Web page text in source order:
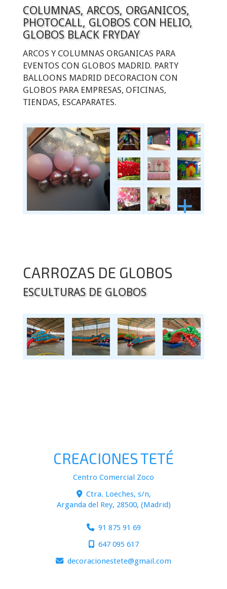
COLUMNAS, ARCOS, ORGANICOS,
PHOTOCALL, GLOBOS CON HELIO,
GLOBOS BLACK FRYDAY
ARCOS Y COLUMNAS ORGANICAS PARA
EVENTOS CON GLOBOS MADRID. PARTY
BALLOONS MADRID DECORACION CON
GLOBOS PARA EMPRESAS, OFICINAS,
TIENDAS, ESCAPARATES.
CARROZAS DE GLOBOS
ESCULTURAS DE GLOBOS
CREACIONES TETÉ
Centro Comercial Zoco
Ctra. Loeches, s/n,
Arganda del Rey, 28500, (Madrid)
91 875 91 69
647 095 617
decoracionestete
gmail.com